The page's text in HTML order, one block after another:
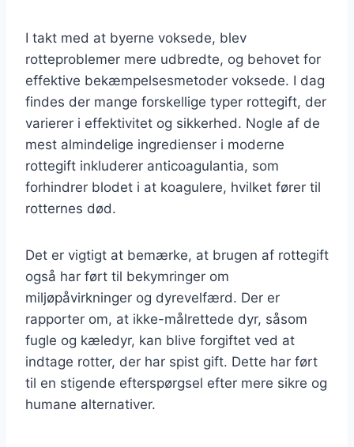
I takt med at byerne voksede, blev
rotteproblemer mere udbredte, og behovet for
effektive bekæmpelsesmetoder voksede. I dag
findes der mange forskellige typer rottegift, der
varierer i effektivitet og sikkerhed. Nogle af de
mest almindelige ingredienser i moderne
rottegift inkluderer anticoagulantia, som
forhindrer blodet i at koagulere, hvilket fører til
rotternes død.
Det er vigtigt at bemærke, at brugen af rottegift
også har ført til bekymringer om
miljøpåvirkninger og dyrevelfærd. Der er
rapporter om, at ikke-målrettede dyr, såsom
fugle og kæledyr, kan blive forgiftet ved at
indtage rotter, der har spist gift. Dette har ført
til en stigende efterspørgsel efter mere sikre og
humane alternativer.